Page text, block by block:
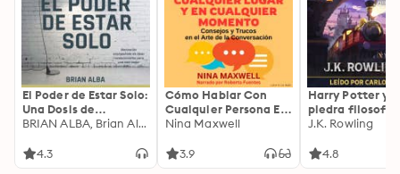
El Poder de Estar Solo:
Una Dosis de
Motivación
Ideas Revolucionarias
BRIAN ALBA, Brian Alba
4.3
Cómo Hablar Con
Cualquier Persona En
Cualquier Lugar Y En
Nina Maxwell
3.9
Harry Potter y
piedra filosofal
J.K. Rowling
4.8